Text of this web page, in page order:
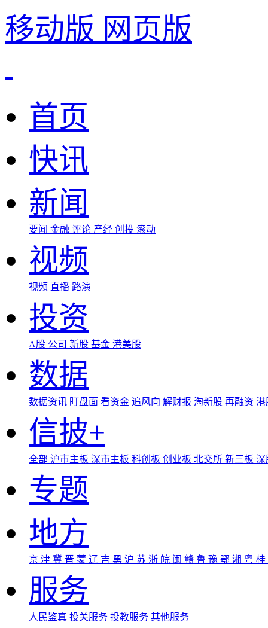
移动版 网页版
首页
快讯
新闻
要闻 金融 评论 产经 创投 滚动
视频
视频 直播 路演
投资
A股 公司 新股 基金 港美股
数据
数据资讯 盯盘面 看资金 追风向 解财报 淘新股 再融资
信披+
全部 沪市主板 深市主板 科创板 创业板 北交所 新三板
专题
地方
京 津 冀 晋 蒙 辽 吉 黑 沪 苏 浙 皖 闽 赣 鲁 豫 鄂 湘 粤 桂
服务
人民鉴真 投关服务 投教服务 其他服务